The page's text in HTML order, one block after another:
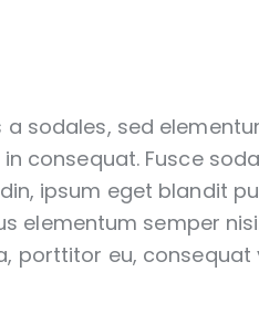
sodales, sed
consequat. Fusce
ipsum eget blandit
elementum semper
porttitor eu, consequat